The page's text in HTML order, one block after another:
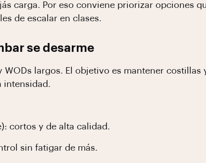
carga. Por eso conviene priorizar opciones
de escalar en clases.
se desarme
largos. El objetivo es mantener costillas
intensidad.
cortos y de alta calidad.
sin fatigar de más.